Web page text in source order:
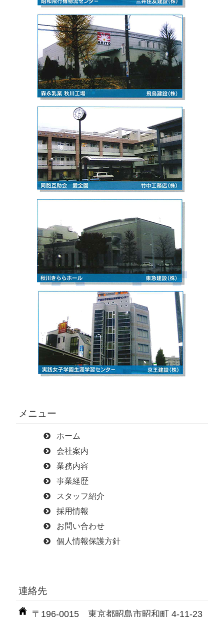
メニュー
ホーム
会社案内
業務内容
事業経歴
スタッフ紹介
採用情報
お問い合わせ
個人情報保護方針
連絡先
〒196-0015 東京都昭島市昭和町 4-11-23